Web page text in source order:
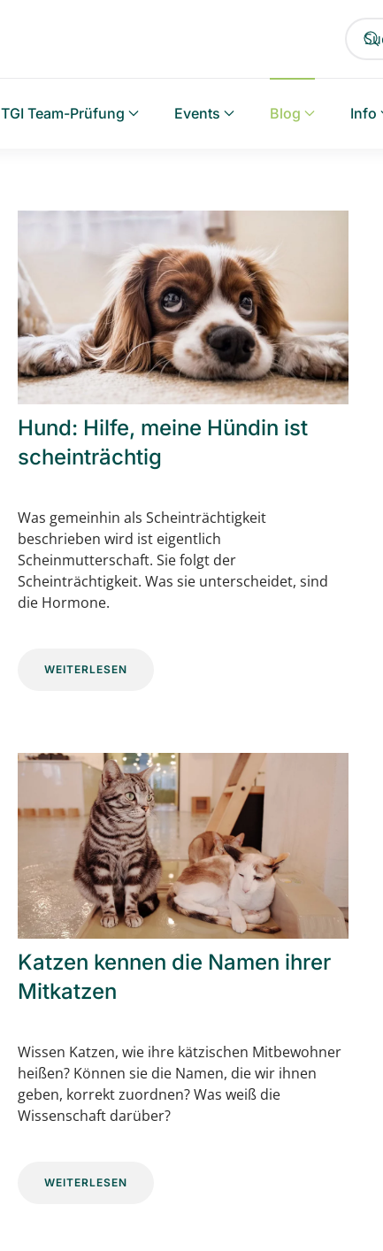
TGI Team-Prüfung Events Blog Info
Hund: Hilfe, meine Hündin ist
scheinträchtig
Was gemeinhin als Scheinträchtigkeit
beschrieben wird ist eigentlich
Scheinmutterschaft. Sie folgt der
Scheinträchtigkeit. Was sie unterscheidet, sind
die Hormone.
WEITERLESEN
Katzen kennen die Namen ihrer
Mitkatzen
Wissen Katzen, wie ihre kätzischen Mitbewohner
heißen? Können sie die Namen, die wir ihnen
geben, korrekt zuordnen? Was weiß die
Wissenschaft darüber?
WEITERLESEN